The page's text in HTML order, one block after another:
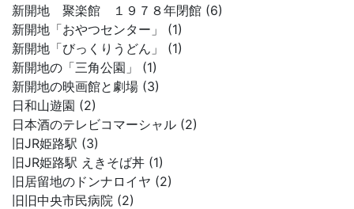
新開地 聚楽館 １９７８年閉館 (6)
新開地「おやつセンター」 (1)
新開地「びっくりうどん」 (1)
新開地の「三角公園」 (1)
新開地の映画館と劇場 (3)
日和山遊園 (2)
日本酒のテレビコマーシャル (2)
旧JR姫路駅 (3)
旧JR姫路駅 えきそば丼 (1)
旧居留地のドンナロイヤ (2)
旧旧中央市民病院 (2)